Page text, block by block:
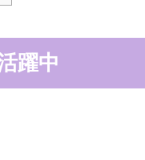
躍中